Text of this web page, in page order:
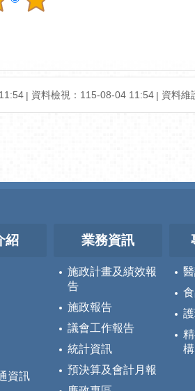
資料檢視：115-08-04 11:54 資料維
紹
資訊
業務資訊
施政計畫及績效報
告
施政報告
議會工作報告
統計資訊
預決算及會計月報
構